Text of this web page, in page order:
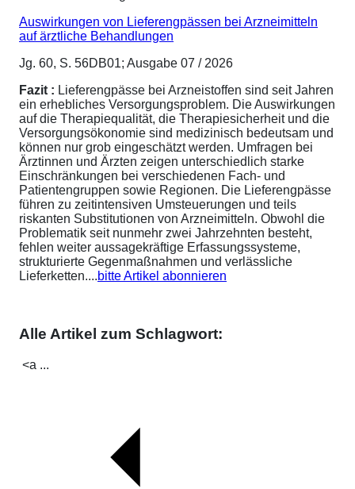
Auswirkungen von Lieferengpässen bei Arzneimitteln
auf ärztliche Behandlungen
Jg. 60, S. 56DB01; Ausgabe 07 / 2026
Fazit : Lieferengpässe bei Arzneistoffen sind seit Jahren
ein erhebliches Versorgungsproblem. Die Auswirkungen
auf die Therapiequalität, die Therapiesicherheit und die
Versorgungsökonomie sind medizinisch bedeutsam und
können nur grob eingeschätzt werden. Umfragen bei
Ärztinnen und Ärzten zeigen unterschiedlich starke
Einschränkungen bei verschiedenen Fach- und
Patientengruppen sowie Regionen. Die Lieferengpässe
führen zu zeitintensiven Umsteuerungen und teils
riskanten Substitutionen von Arzneimitteln. Obwohl die
Problematik seit nunmehr zwei Jahrzehnten besteht,
fehlen weiter aussagekräftige Erfassungssysteme,
strukturierte Gegenmaßnahmen und verlässliche
Lieferketten....bitte Artikel abonnieren
Alle Artikel zum Schlagwort:
<a ...